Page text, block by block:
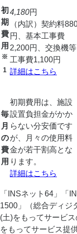
初
期
費
用
※
1
4,180円
（内訳）契約料
円、基本工事費
2,200円、交換機等
工事費1,100円
詳細はこちら
毎
月
の
費
用
初期費用は、施設
設置負担金がかか
らない分安価です
が、月々の使用料
金が若干割高とな
ります。
詳細はこちら
「INSネット64」「
1500」（総合ディジ
(土)をもってサービ
をもってサービス提